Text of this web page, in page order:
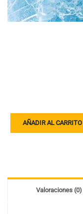
cantidad
AÑADIR AL CARRITO
Valoraciones (0)